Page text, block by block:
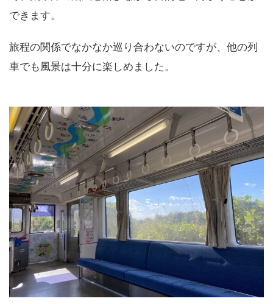
できます。
旅程の関係でなかなか巡り合わないのですが、他の列
車でも風景は十分に楽しめました。